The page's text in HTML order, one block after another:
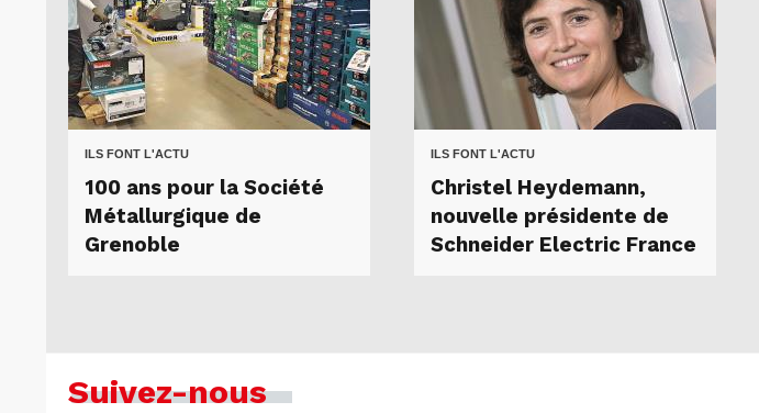
ILS FONT L'ACTU
100 ans pour la Société
Métallurgique de
Grenoble
ILS FONT L'ACTU
Christel Heydemann,
nouvelle présidente de
Schneider Electric France
Suivez-nous